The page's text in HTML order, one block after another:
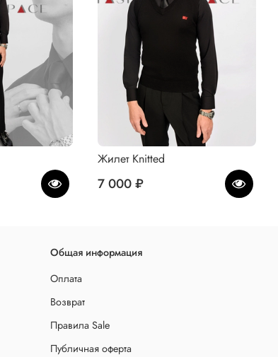
Жилет Knitted
7 000 ₽
Общая информация
Оплата
Возврат
Правила Sale
Публичная оферта